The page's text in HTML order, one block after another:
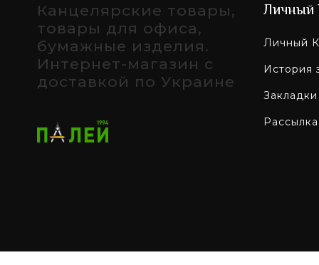
Канцелярские товары,
товары для офиса,
бумажные изделия.
Интернет-магазин с
доставкой по Украине
Личный
Личный
История
Закладки
Рассылка